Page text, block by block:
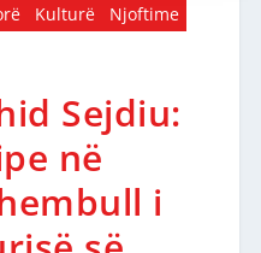
Kulturë
Njoftime
Sejdiu:
në
i